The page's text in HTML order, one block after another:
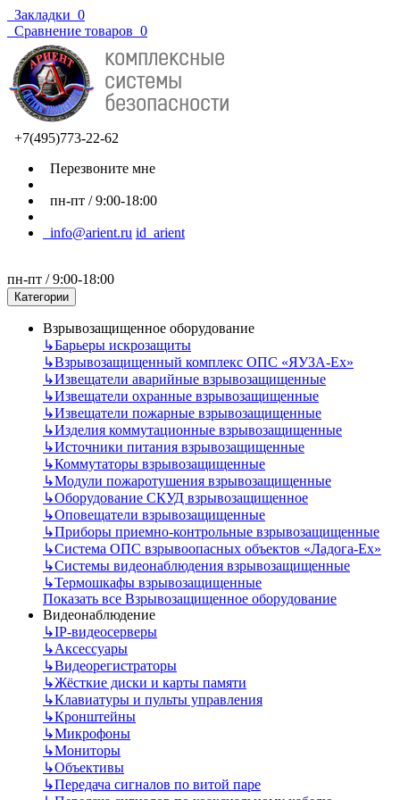
Закладки 0
Сравнение товаров 0
+7(495)773-22-62
Перезвоните мне
пн-пт / 9:00-18:00
info@arient.ru id_arient
пн-пт / 9:00-18:00
Категории
Взрывозащищенное оборудование
↳Барьеры искрозащиты
↳Взрывозащищенный комплекс ОПС «ЯУЗА-Ех»
↳Извещатели аварийные взрывозащищенные
↳Извещатели охранные взрывозащищенные
↳Извещатели пожарные взрывозащищенные
↳Изделия коммутационные взрывозащищенные
↳Источники питания взрывозащищенные
↳Коммутаторы взрывозащищенные
↳Модули пожаротушения взрывозащищенные
↳Оборудование СКУД взрывозащищенное
↳Оповещатели взрывозащищенные
↳Приборы приемно-контрольные взрывозащищенные
↳Система ОПС взрывоопасных объектов «Ладога-Ex»
↳Системы видеонаблюдения взрывозащищенные
↳Термошкафы взрывозащищенные
Показать все Взрывозащищенное оборудование
Видеонаблюдение
↳IP-видеосерверы
↳Аксессуары
↳Видеорегистраторы
↳Жёсткие диски и карты памяти
↳Клавиатуры и пульты управления
↳Кронштейны
↳Микрофоны
↳Мониторы
↳Объективы
↳Передача сигналов по витой паре